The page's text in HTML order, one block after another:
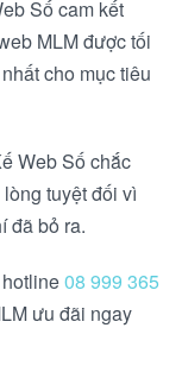
Số cam kết
MLM được tối
cho mục tiêu
Web Số chắc
tuyệt đối vì
đã bỏ ra.
08 999 365
ưu đãi ngay